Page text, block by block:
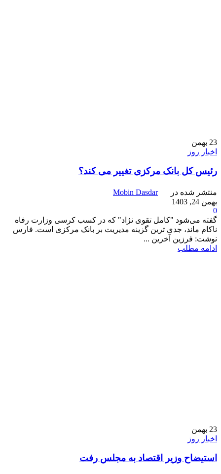
23 بهمن
اخبار روز
رئیس‌ کل بانک مرکزی تغییر می کند؟
منتشر شده در
Mobin Dasdar
بهمن 24, 1403
0
گفته می‌شود "کامل تقوی نژاد" که در کسب کرسی وزارت رفاه
ناکام ماند، جدی ترین گزینه مدیریت بر بانک مرکزی است‌. فارس
نوشت: فرزین آخرین ...
ادامه مطلب
23 بهمن
اخبار روز
استیضاح وزیر اقتصاد به مجلس رفت